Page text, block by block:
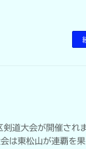
道大会が開催され
は東松山が連覇を